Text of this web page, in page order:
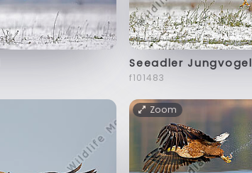
Seeadler Jungvogel
f101483
Zoom